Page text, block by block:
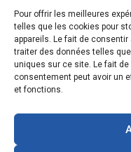
Pour offrir les meilleures
telles que les cookies pour
appareils. Le fait de
traiter des données telles
uniques sur ce site. Le fait
consentement peut avoir un
et fonctions.